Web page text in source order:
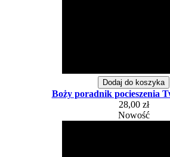
Dodaj do koszyka
Boży poradnik pocieszenia
28,00 zł
Nowość